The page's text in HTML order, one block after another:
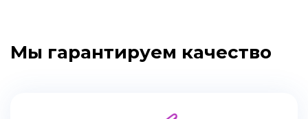
Мы гарантируем качество